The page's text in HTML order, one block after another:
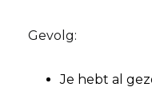
Gevolg:
Je hebt al